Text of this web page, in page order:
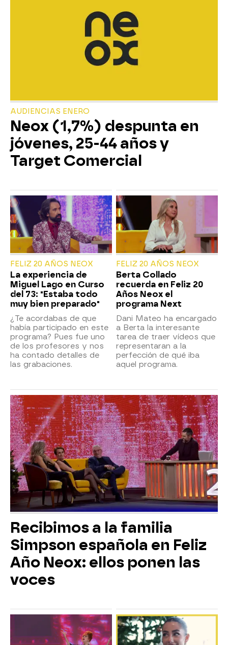
AUDIENCIAS ENERO
Neox (1,7%) despunta en
jóvenes, 25-44 años y
Target Comercial
FELIZ 20 AÑOS NEOX
La experiencia de
Miguel Lago en Curso
del 73: "Estaba todo
muy bien preparado"
¿Te acordabas de que
había participado en este
programa? Pues fue uno
de los profesores y nos
ha contado detalles de
las grabaciones.
FELIZ 20 AÑOS NEOX
Berta Collado
recuerda en Feliz 20
Años Neox el
programa Next
Dani Mateo ha encargado
a Berta la interesante
tarea de traer vídeos que
representaran a la
perfección de qué iba
aquel programa.
Recibimos a la familia
Simpson española en Feliz
Año Neox: ellos ponen las
voces